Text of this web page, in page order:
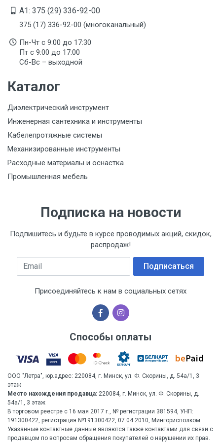
A1: 375 (29) 336-92-00
375 (17) 336-92-00 (многоканальный)
Пн-Чт с 9:00 до 17:30
Пт с 9:00 до 17:00
Сб-Вс – выходной
Каталог
Диэлектрический инструмент
Инженерная сантехника и инструменты
Кабелепротяжные системы
Механизированные инструменты
Расходные материалы и оснастка
Промышленная мебель
Подписка на новости
Подпишитесь и будьте в курсе проводимых акций, скидок,
распродаж!
Email Подписаться
Присоединяйтесь к нам в социальных сетях
Способы оплаты
ООО "Летра", юр.адрес: 220084, г. Минск, ул. Ф. Скорины, д. 54а/1, 3
этаж
Место нахождения продавца: 220084, г. Минск, ул. Ф. Скорины, д.
54а/1, 3 этаж
В торговом реестре с 16 мая 2017 г., № регистрации 381594, УНП:
191300422, регистрация №191300422, 07.04.2010, Мингорисполком.
Указанные контактные данные являются также контактами для связи с
продавцом по вопросам обращения покупателей о нарушении их прав.